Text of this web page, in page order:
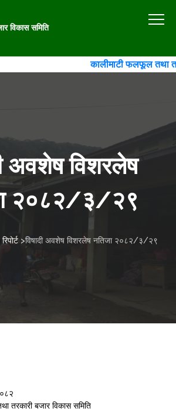
विकास समिति
कालीमाटी फलफूल तथा
अवशेष विशरलेष
२०८२/३/२९
>विषादी अवशेष विशरलेष नतिजा २०८२/३/२९
नतिजा २०८२/३/२९
तरकारी बजार विकास समिति